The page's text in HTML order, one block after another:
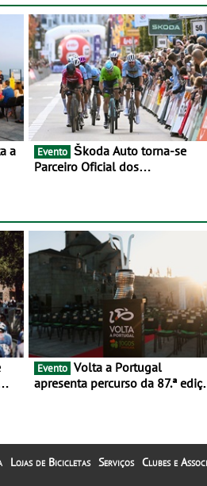
a
Evento
Parceiro Oficial dos
Evento
apresenta percurso da 87.ª
Lojas de Bicicletas Serviços Clubes e